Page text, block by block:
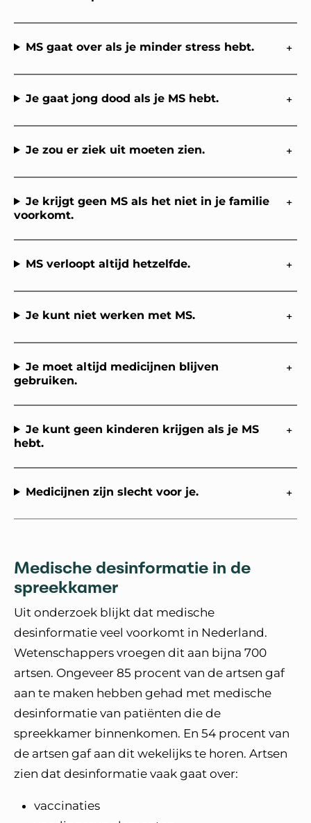
MS gaat over als je minder stress hebt.
Je gaat jong dood als je MS hebt.
Je zou er ziek uit moeten zien.
Je krijgt geen MS als het niet in je familie
voorkomt.
MS verloopt altijd hetzelfde.
Je kunt niet werken met MS.
Je moet altijd medicijnen blijven
gebruiken.
Je kunt geen kinderen krijgen als je MS
hebt.
Medicijnen zijn slecht voor je.
Medische desinformatie in de
spreekkamer
Uit onderzoek blijkt dat medische
desinformatie veel voorkomt in Nederland.
Wetenschappers vroegen dit aan bijna 700
artsen. Ongeveer 85 procent van de artsen gaf
aan te maken hebben gehad met medische
desinformatie van patiënten die de
spreekkamer binnenkomen. En 54 procent van
de artsen gaf aan dit wekelijks te horen. Artsen
zien dat desinformatie vaak gaat over:
vaccinaties